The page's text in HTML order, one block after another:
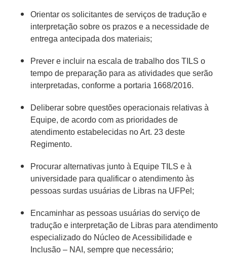
Orientar os solicitantes de serviços de tradução e
interpretação sobre os prazos e a necessidade de
entrega antecipada dos materiais;
Prever e incluir na escala de trabalho dos TILS o
tempo de preparação para as atividades que serão
interpretadas, conforme a portaria 1668/2016.
Deliberar sobre questões operacionais relativas à
Equipe, de acordo com as prioridades de
atendimento estabelecidas no Art. 23 deste
Regimento.
Procurar alternativas junto à Equipe TILS e à
universidade para qualificar o atendimento às
pessoas surdas usuárias de Libras na UFPel;
Encaminhar as pessoas usuárias do serviço de
tradução e interpretação de Libras para atendimento
especializado do Núcleo de Acessibilidade e
Inclusão – NAI, sempre que necessário;